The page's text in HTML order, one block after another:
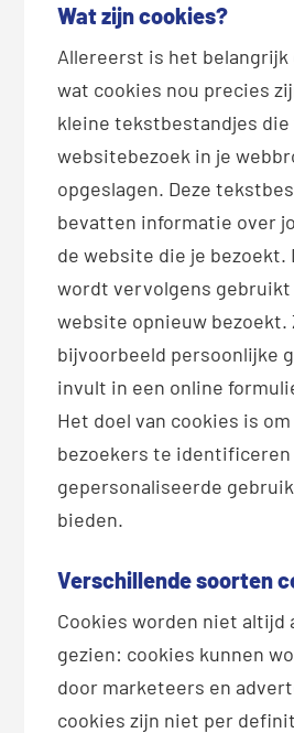
Wat zijn cookies?
Allereerst is het belangrijk
wat cookies nou precies
kleine tekstbestandjes
websitebezoek in je
opgeslagen. Deze
bevatten informatie over
de website die je bezoekt.
wordt vervolgens gebruikt
website opnieuw bezoekt.
bijvoorbeeld persoonlijke
invult in een online
Het doel van cookies is
bezoekers te identificeren
gepersonaliseerde
bieden.
Verschillende soorten
Cookies worden niet
gezien: cookies kunnen
door marketeers en
cookies zijn niet per